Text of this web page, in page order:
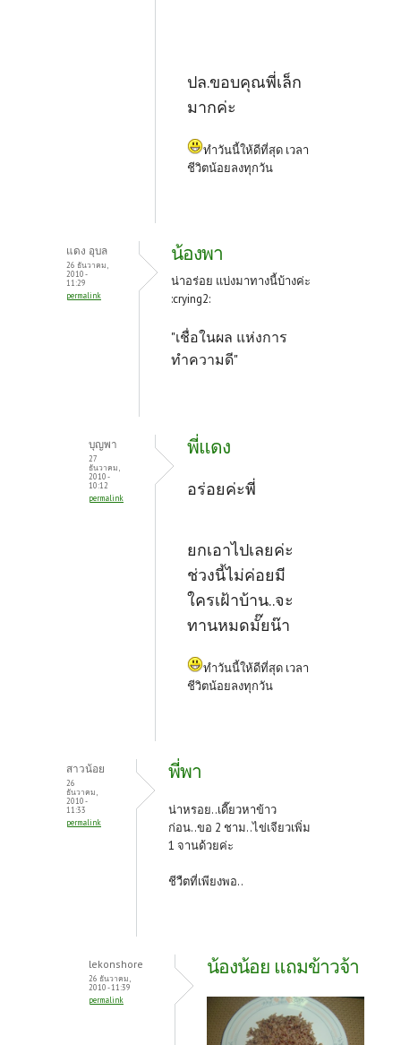
ปล.ขอบคุณพี่เล็ก
มากค่ะ
ทำวันนี้ให้ดีที่สุด เวลา
ชีวิตน้อยลงทุกวัน
แดง อุบล
26 ธันวาคม,
2010 -
11:29
permalink
น้องพา
น่าอร่อย แบ่งมาทางนี้บ้างค่ะ
:crying2:
"เชื่อในผล แห่งการ
ทำความดี"
บุญพา
27
ธันวาคม,
2010 -
10:12
permalink
พี่แดง
อร่อยค่ะพี่
ยกเอาไปเลยค่ะ
ช่วงนี้ไม่ค่อยมี
ใครเฝ้าบ้าน..จะ
ทานหมดมั๊ยน๊า
ทำวันนี้ให้ดีที่สุด เวลา
ชีวิตน้อยลงทุกวัน
สาวน้อย
26
ธันวาคม,
2010 -
11:33
permalink
พี่พา
น่าหรอย..เดี๊ยวหาข้าว
ก่อน..ขอ 2 ชาม..ไข่เจียวเพิ่ม
1 จานด้วยค่ะ
ชีวืตที่เพียงพอ..
lekonshore
26 ธันวาคม,
2010 - 11:39
permalink
น้องน้อย แถมข้าวจ้า